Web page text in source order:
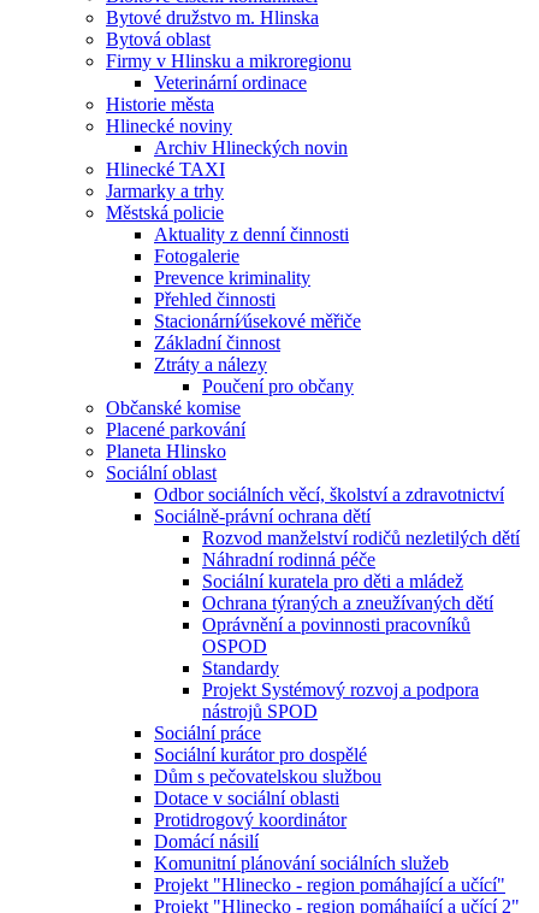
Bytové družstvo m. Hlinska
Bytová oblast
Firmy v Hlinsku a mikroregionu
Veterinární ordinace
Historie města
Hlinecké noviny
Archiv Hlineckých novin
Hlinecké TAXI
Jarmarky a trhy
Městská policie
Aktuality z denní činnosti
Fotogalerie
Prevence kriminality
Přehled činnosti
Stacionární⁄úsekové měřiče
Základní činnost
Ztráty a nálezy
Poučení pro občany
Občanské komise
Placené parkování
Planeta Hlinsko
Sociální oblast
Odbor sociálních věcí, školství a zdravotnictví
Sociálně-právní ochrana dětí
Rozvod manželství rodičů nezletilých dětí
Náhradní rodinná péče
Sociální kuratela pro děti a mládež
Ochrana týraných a zneužívaných dětí
Oprávnění a povinnosti pracovníků
OSPOD
Standardy
Projekt Systémový rozvoj a podpora
nástrojů SPOD
Sociální práce
Sociální kurátor pro dospělé
Dům s pečovatelskou službou
Dotace v sociální oblasti
Protidrogový koordinátor
Domácí násilí
Komunitní plánování sociálních služeb
Projekt "Hlinecko - region pomáhající a učící"
Projekt "Hlinecko - region pomáhající a učící 2"